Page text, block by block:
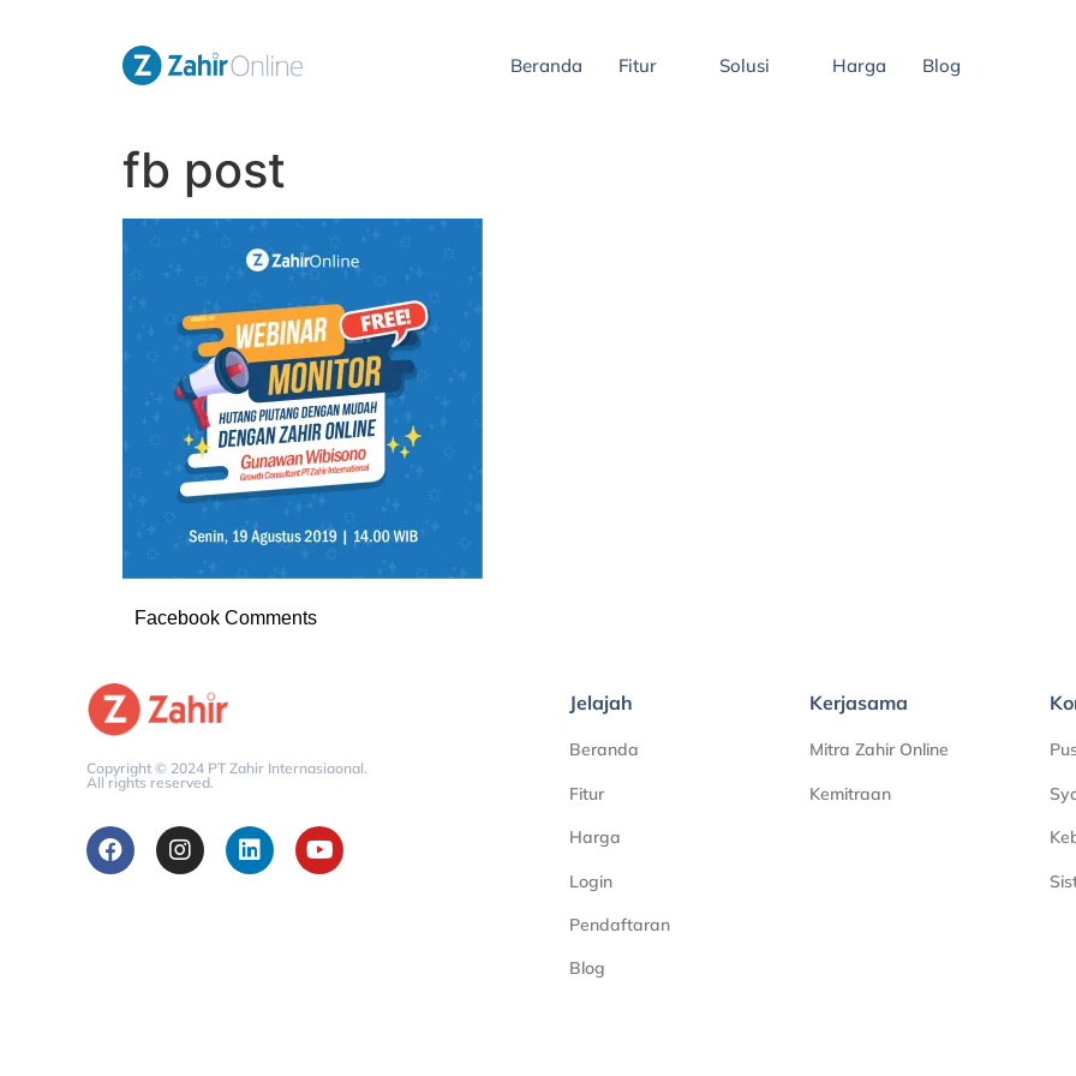
Beranda Fitur Solusi Harga Blog
fb post
Facebook Comments
Copyright © 2024 PT Zahir Internasiaonal.
All rights reserved.
Jelajah
Beranda
Fitur
Harga
Login
Pendaftaran
Blog
Kerjasama
Mitra Zahir Online
Kemitraan